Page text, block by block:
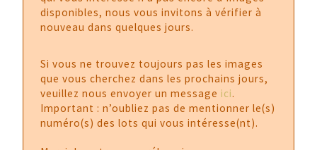
disponibles, nous vous invitons à vérifier à
nouveau dans quelques jours.
Si vous ne trouvez toujours pas les images
que vous cherchez dans les prochains jours,
veuillez nous envoyer un message ici.
Important : n’oubliez pas de mentionner le(s)
numéro(s) des lots qui vous intéresse(nt).